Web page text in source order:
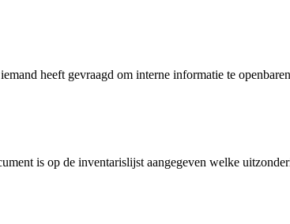
heeft gevraagd om interne informatie te
is op de inventarislijst aangegeven welke